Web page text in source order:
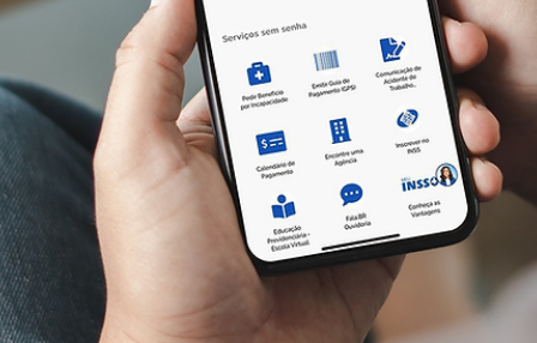
Raul Silva
18 de jun.
4 min de leitura
TECH